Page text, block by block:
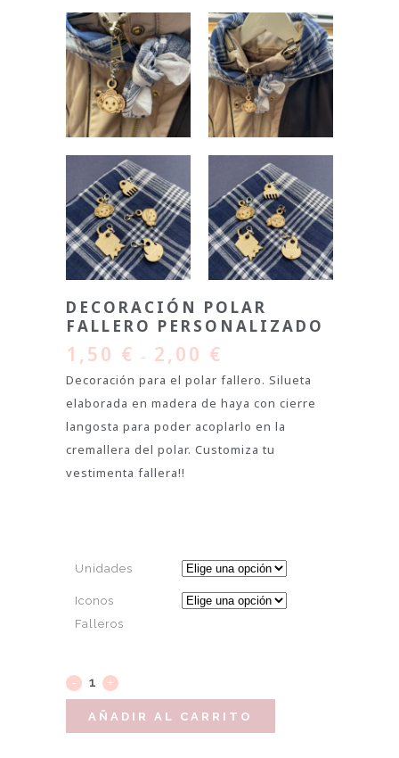
DECORACIÓN POLAR
FALLERO PERSONALIZADO
1,50 € – 2,00 €
Decoración para el polar fallero. Silueta
elaborada en madera de haya con cierre
langosta para poder acoplarlo en la
cremallera del polar. Customiza tu
vestimenta fallera!!
Unidades
Iconos
Falleros
AÑADIR AL CARRITO